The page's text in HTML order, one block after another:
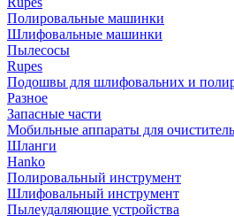
Полировальные машинки
Шлифовальные машинки
Пылесосы
Rupes
Подошвы для шлифовальних и
Разное
Запасные части
Мобильные аппараты для
Шланги
Hanko
Полировальный инструмент
Шлифовальный инструмент
Пылеудаляющие устройства